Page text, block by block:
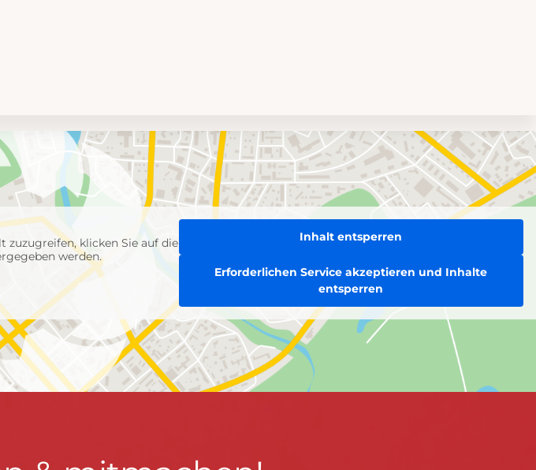
zuzugreifen, klicken Sie auf die
werden.
Inhalt entsperren
Erforderlichen Service akzeptieren und Inhalte
entsperren